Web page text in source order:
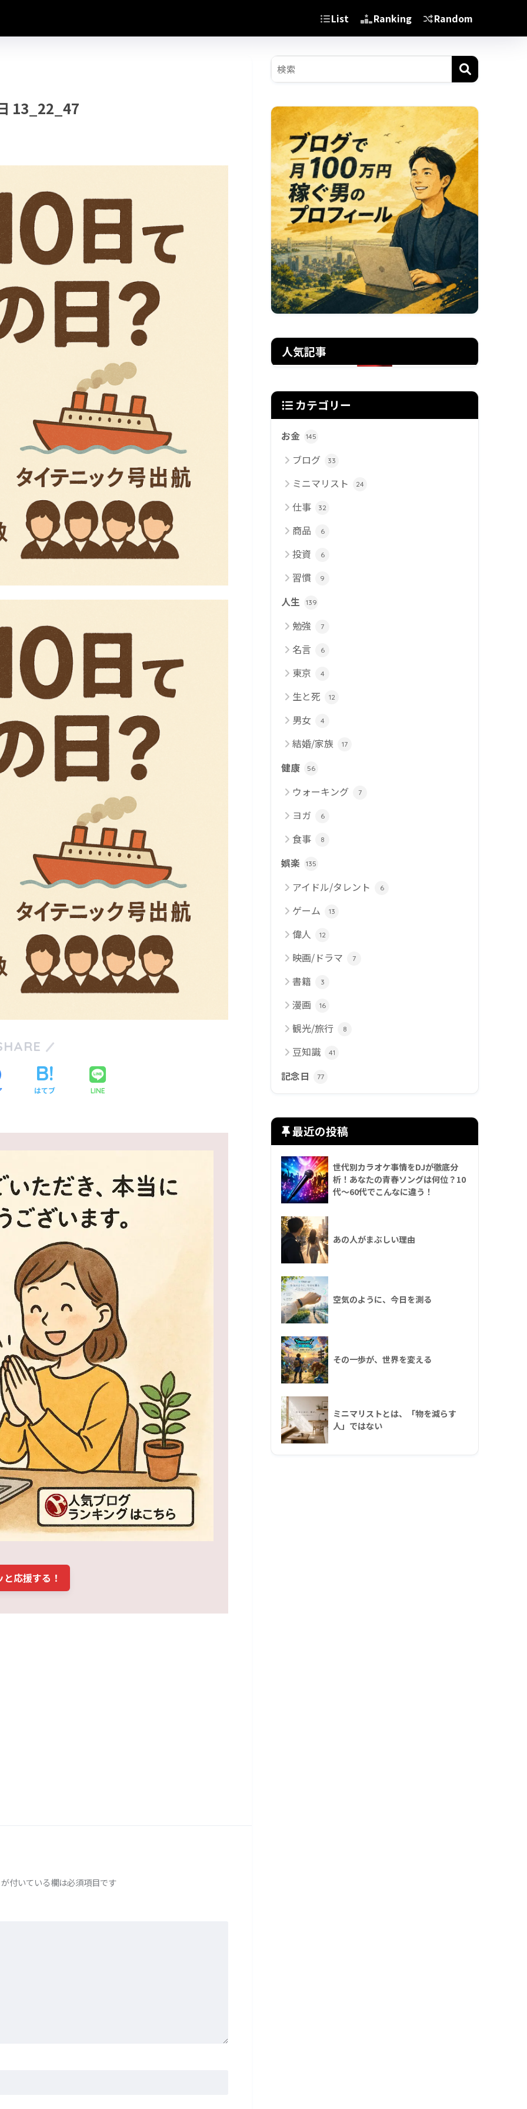
List Ranking Random
13_22_47
はてブ LINE
と応援する！
が付いている欄は必須項目です
人気記事
カテゴリー
お金 145
ブログ 33
ミニマリスト 24
仕事 32
商品 6
投資 6
習慣 9
人生 139
勉強 7
名言 6
東京 4
生と死 12
男女 4
結婚/家族 17
健康 56
ウォーキング 7
ヨガ 6
食事 8
娯楽 135
アイドル/タレント 6
ゲーム 13
偉人 12
映画/ドラマ 7
書籍 3
漫画 16
観光/旅行 8
豆知識 41
記念日 77
最近の投稿
世代別カラオケ事情をDJが徹底分
析！あなたの青春ソングは何位？10
代〜60代でこんなに違う！
あの人がまぶしい理由
空気のように、今日を測る
その一歩が、世界を変える
ミニマリストとは、「物を減らす
人」ではない